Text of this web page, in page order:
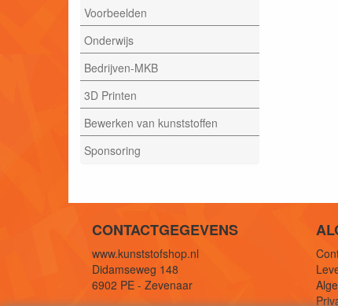
Voorbeelden
Onderwijs
Bedrijven-MKB
3D Printen
Bewerken van kunststoffen
Sponsoring
CONTACTGEGEVENS
www.kunststofshop.nl
Didamseweg 148
6902 PE - Zevenaar